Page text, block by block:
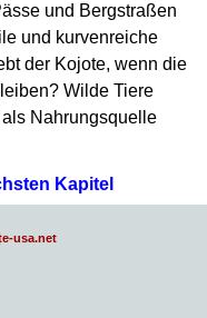
und Bergstraßen
und kurvenreiche
der Kojote, wenn die
Wilde Tiere
Nahrungsquelle
Kapitel
usa.net